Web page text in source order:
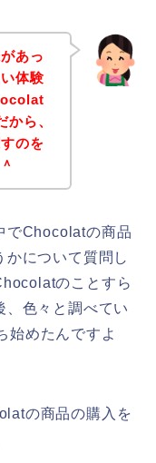
あっ
体験
ら、
のを
でChocolatの商品
かについて質問し
のことすら
、色々と調べてい
始めたんですよ
の商品の購入を